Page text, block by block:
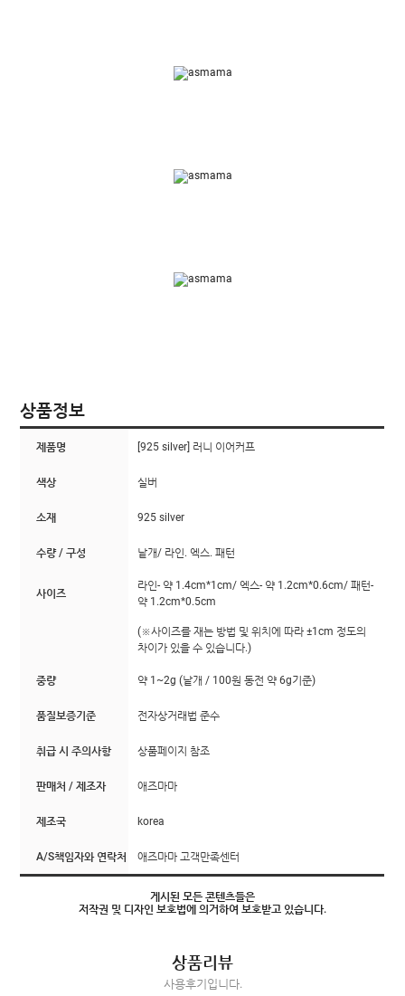
상품정보
제품명 [925 silver] 러니 이어커프
색상 실버
소재 925 silver
수량 / 구성 낱개/ 라인. 엑스. 패턴
사이즈
라인- 약 1.4cm*1cm/ 엑스- 약 1.2cm*0.6cm/ 패턴-
약 1.2cm*0.5cm
(※사이즈를 재는 방법 및 위치에 따라 ±1cm 정도의
차이가 있을 수 있습니다.)
중량 약 1~2g (낱개 / 100원 동전 약 6g기준)
품질보증기준 전자상거래법 준수
취급 시 주의사항 상품페이지 참조
판매처 / 제조자 애즈마마
제조국 korea
A/S책임자와 연락처 애즈마마 고객만족센터
게시된 모든 콘텐츠들은
저작권 및 디자인 보호법에 의거하여 보호받고 있습니다.
상품리뷰
사용후기입니다.